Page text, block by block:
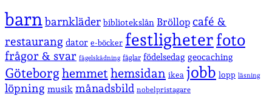
barnbarnkläder bibliotekslån Bröllop café &
restaurang dator e-böcker festligheterfoto
frågor & svar fågelskådning fåglar födelsedag geocaching
Göteborghemmet hemsidan ikea jobb lopp läsning
löpning musik månadsbild nobelpristagare